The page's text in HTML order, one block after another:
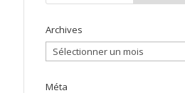
Archives
Archives
Méta